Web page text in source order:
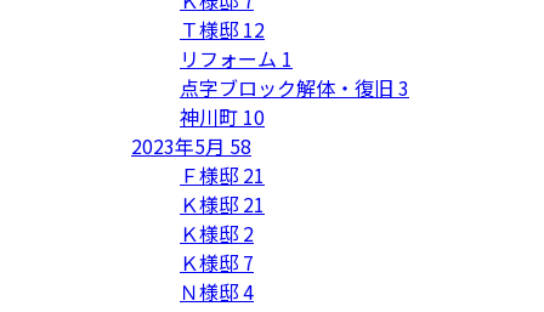
Ｔ様邸 12
リフォーム 1
点字ブロック解体・復旧 3
神川町 10
2023年5月 58
Ｆ様邸 21
Ｋ様邸 21
Ｋ様邸 2
Ｋ様邸 7
Ｎ様邸4